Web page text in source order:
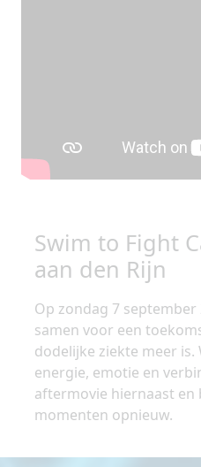
Swim to Fight
aan den Rijn
Op zondag 7
samen voor een
dodelijke ziekte meer is.
energie, emotie en
aftermovie hiernaast en
momenten opnieuw.